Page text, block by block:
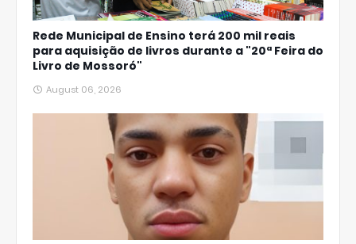
Rede Municipal de Ensino terá 200 mil reais
para aquisição de livros durante a "20ª Feira do
Livro de Mossoró"
August 06, 2026